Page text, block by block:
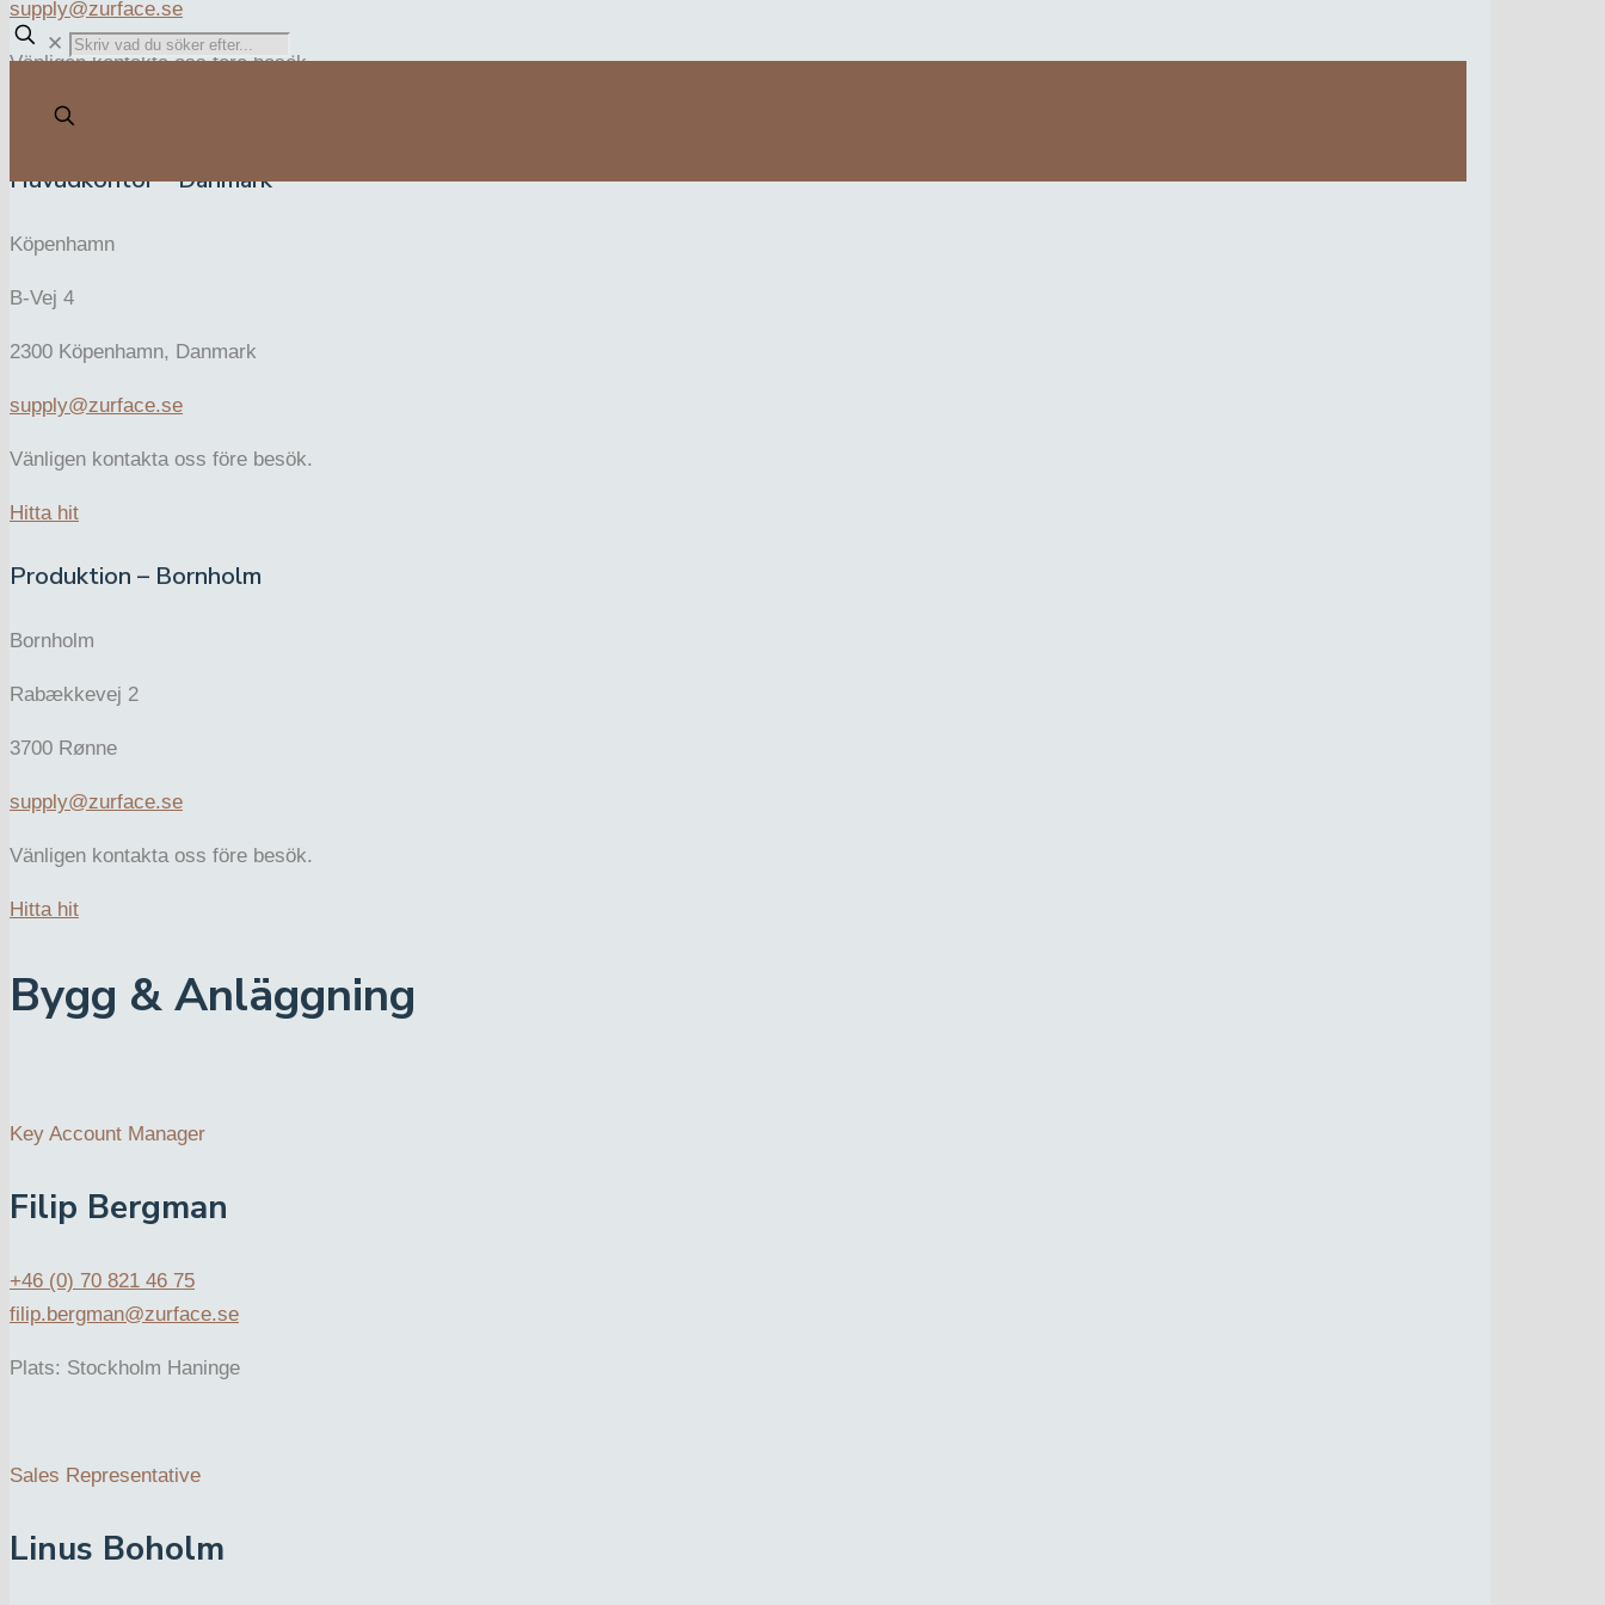
✕
supply@zurface.se
Vänligen kontakta oss före besök.
Hitta hit
Huvudkontor – Danmark
Köpenhamn
B-Vej 4
2300 Köpenhamn, Danmark
supply@zurface.se
Vänligen kontakta oss före besök.
Hitta hit
Produktion – Bornholm
Bornholm
Rabækkevej 2
3700 Rønne
supply@zurface.se
Vänligen kontakta oss före besök.
Hitta hit
Bygg & Anläggning
Key Account Manager
Filip Bergman
+46 (0) 70 821 46 75
filip.bergman@zurface.se
Plats: Stockholm Haninge
Sales Representative
Linus Boholm